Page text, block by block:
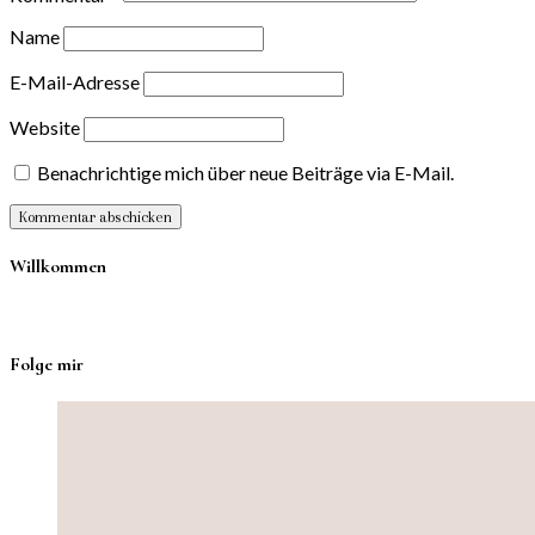
Name
E-Mail-Adresse
Website
Benachrichtige mich über neue Beiträge via E-Mail.
Willkommen
Folge mir